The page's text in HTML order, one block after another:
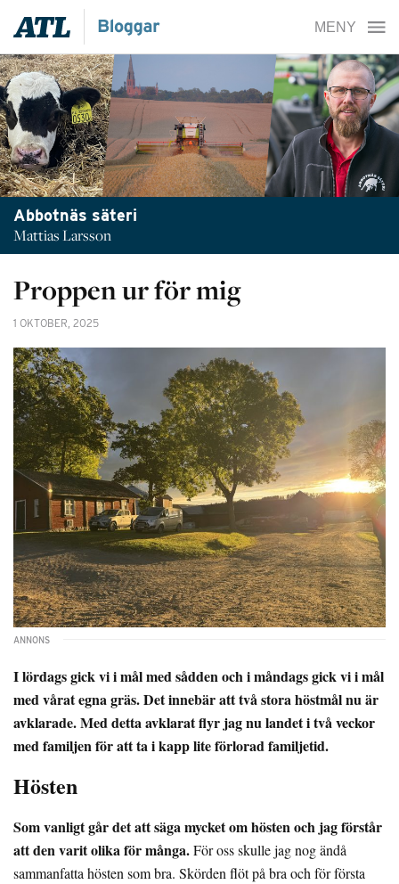
Abbotnäs säteri
Mattias Larsson
Proppen ur för mig
1 OKTOBER, 2025
I lördags gick vi i mål med sådden och i måndags gick vi i mål
med vårat egna gräs. Det innebär att två stora höstmål nu är
avklarade. Med detta avklarat flyr jag nu landet i två veckor
med familjen för att ta i kapp lite förlorad familjetid.
Hösten
Som vanligt går det att säga mycket om hösten och jag förstår
att den varit olika för många.För oss skulle jag nog ändå
sammanfatta hösten som bra. Skörden flöt på bra och för första